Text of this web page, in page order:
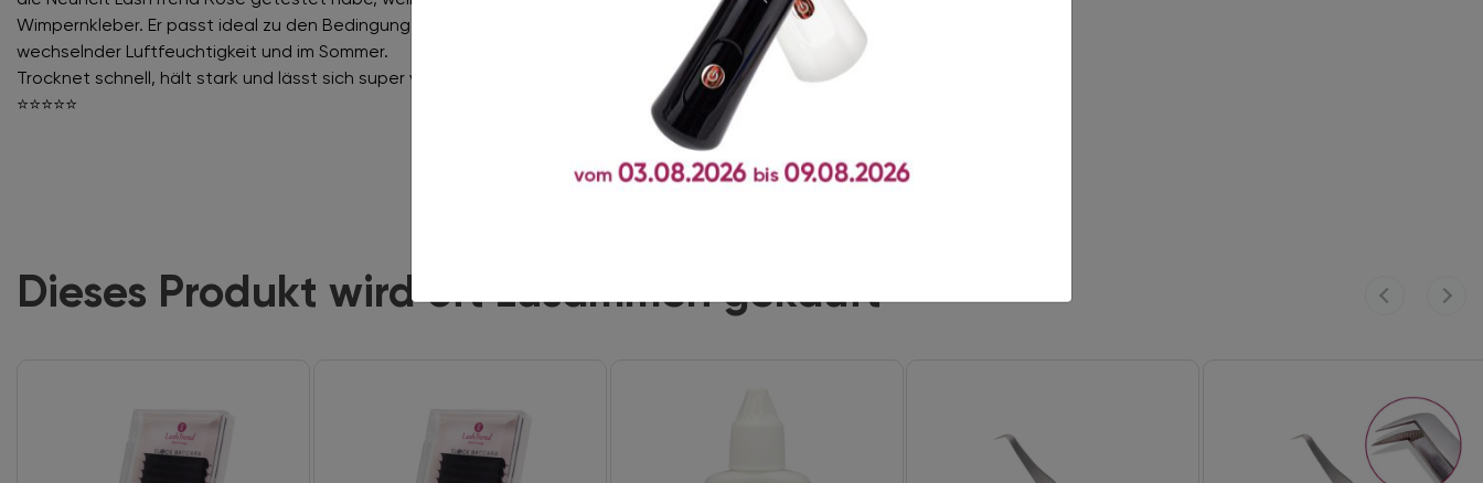
Wimpernkleber. Er passt ideal zu den Bedingungen in meinem Studio – vor allem bei
wechselnder Luftfeuchtigkeit und im Sommer.
Trocknet schnell, hält stark und lässt sich super verarbeiten. Ich bleibe definitiv bei Rose!
⭐️⭐️⭐️⭐️⭐️
Dieses Produkt wird oft zusammen gekauft